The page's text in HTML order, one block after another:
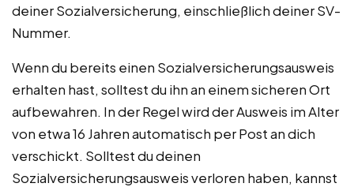
deiner Sozialversicherung, einschließlich deiner SV-
Nummer.
Wenn du bereits einen Sozialversicherungsausweis
erhalten hast, solltest du ihn an einem sicheren Ort
aufbewahren. In der Regel wird der Ausweis im Alter
von etwa 16 Jahren automatisch per Post an dich
verschickt. Solltest du deinen
Sozialversicherungsausweis verloren haben, kannst